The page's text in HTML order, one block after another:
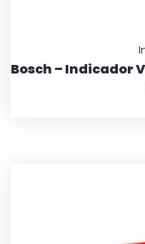
Bosch – Indicador